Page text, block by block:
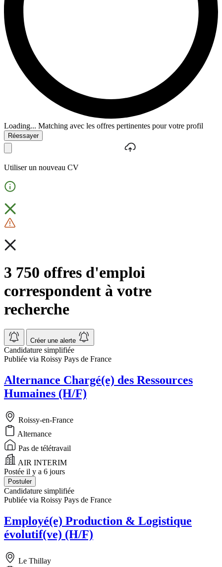
Loading... Matching avec les offres pertinentes pour votre profil
Réessayer
Utiliser un nouveau CV
3 750 offres d'emploi
correspondent à votre
recherche
Créer une alerte
Candidature simplifiée
Publiée via Roissy Pays de France
Alternance Chargé(e) des Ressources
Humaines (H/F)
Roissy-en-France
Alternance
Pas de télétravail
AIR INTERIM
Postée il y a 6 jours
Postuler
Candidature simplifiée
Publiée via Roissy Pays de France
Employé(e) Production & Logistique
évolutif(ve) (H/F)
Le Thillay